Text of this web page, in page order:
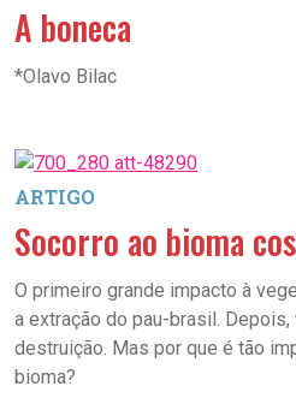
A boneca
*Olavo Bilac
ARTIGO
Socorro ao bioma
O primeiro grande impacto à
a extração do pau-brasil.
destruição. Mas por que é tão
bioma?